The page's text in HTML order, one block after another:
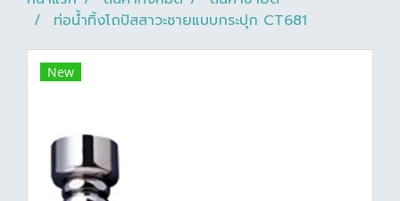
ท่อน้ำทิ้งโถปัสสาวะชายแบบกระปุก CT681
New